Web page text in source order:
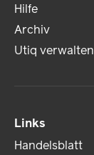
Hilfe
Archiv
Utiq verwalten
Links
Handelsblatt